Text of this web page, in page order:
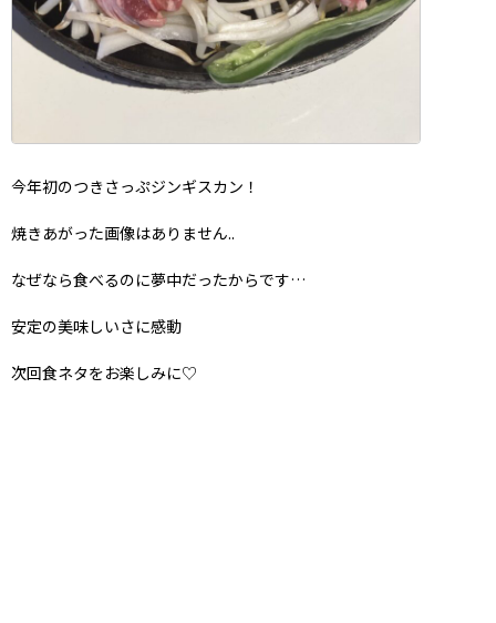
今年初のつきさっぷジンギスカン！
焼きあがった画像はありません..
なぜなら食べるのに夢中だったからです…
安定の美味しいさに感動
次回食ネタをお楽しみに♡